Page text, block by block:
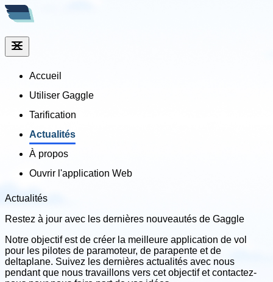
Accueil
Utiliser Gaggle
Tarification
Actualités
À propos
Ouvrir l'application Web
Actualités
Restez à jour avec les dernières nouveautés de Gaggle
Notre objectif est de créer la meilleure application de vol
pour les pilotes de paramoteur, de parapente et de
deltaplane. Suivez les dernières actualités avec nous
pendant que nous travaillons vers cet objectif et contactez-